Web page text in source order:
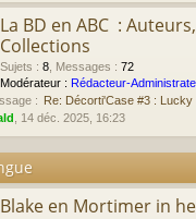
La BD en ABC :
Collections
Sujets : 8 Messages : 72
Modérateur : Rédacteur-
: Re: Décorti'Case #3 : Lucky
, 14 déc. 2025, 16:23
Blake en Mortimer in